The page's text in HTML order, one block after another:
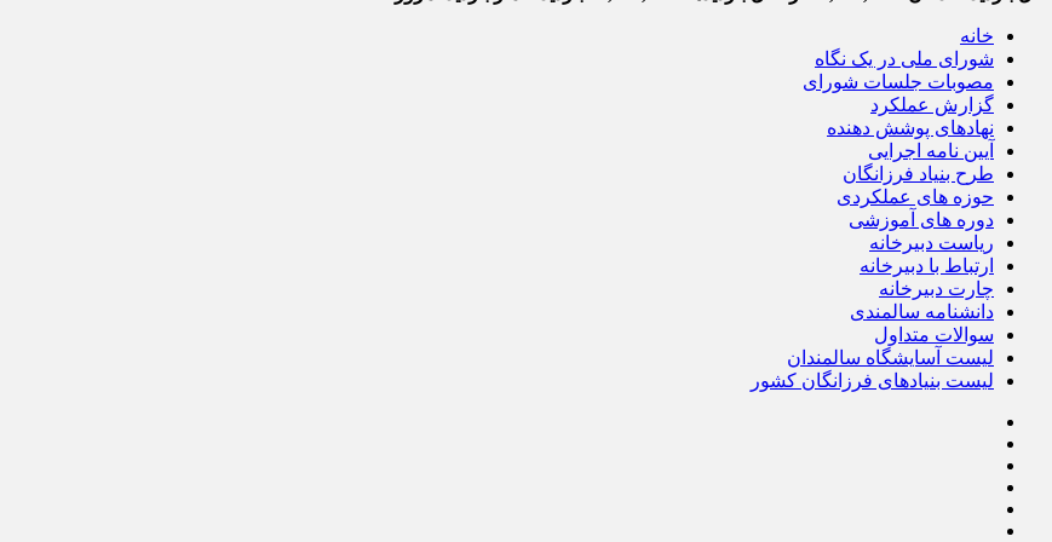
خانه
شورای ملی در یک نگاه
مصوبات جلسات شورای
گزارش عملکرد
نهادهای پوشش دهنده
آیین نامه اجرایی
طرح بنیاد فرزانگان
حوزه های عملکردی
دوره های آموزشی
ریاست دبیرخانه
ارتباط با دبیرخانه
چارت دبیرخانه
دانشنامه سالمندی
سوالات متداول
لیست آسایشگاه سالمندان
لیست بنیادهای فرزانگان کشور